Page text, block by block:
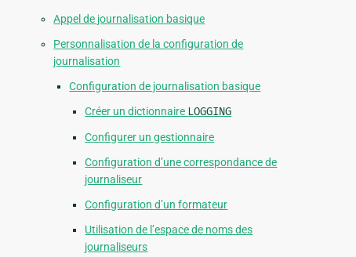
Appel de journalisation basique
Personnalisation de la configuration de
journalisation
Configuration de journalisation basique
Créer un dictionnaire LOGGING
Configurer un gestionnaire
Configuration d’une correspondance de
journaliseur
Configuration d’un formateur
Utilisation de l’espace de noms des
journaliseurs